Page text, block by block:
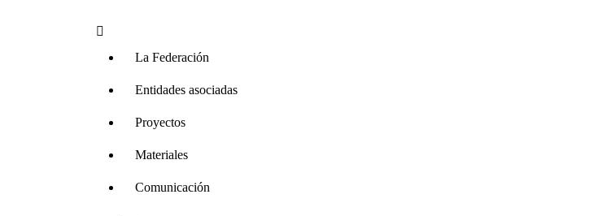
La Federación
Entidades asociadas
Proyectos
Materiales
Comunicación